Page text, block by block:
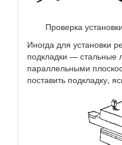
Проверка
Иногда для установки
подкладки — стальные
параллельными
поставить подкладку,